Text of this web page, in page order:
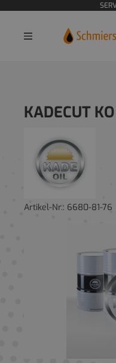
KADECUT
Artikel-Nr.: 6680-81-76